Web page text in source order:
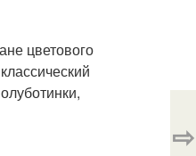
цветового
⇨